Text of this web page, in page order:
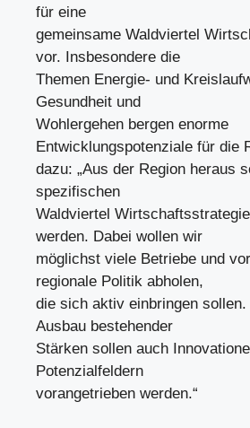
für eine
gemeinsame Waldviertel
vor. Insbesondere die
Themen Energie- und
Gesundheit und
Wohlergehen bergen enorme
Entwicklungspotenziale für die
dazu: „Aus der Region heraus
spezifischen
Waldviertel
werden. Dabei wollen wir
möglichst viele Betriebe und
regionale Politik abholen,
die sich aktiv einbringen sollen.
Ausbau bestehender
Stärken sollen auch
Potenzialfeldern
vorangetrieben werden.“